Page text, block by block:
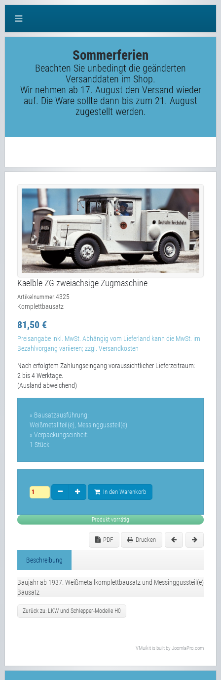
Sommerferien
Beachten Sie unbedingt die geänderten
Versanddaten im Shop.
Wir nehmen ab 17. August den Versand wieder
auf. Die Ware sollte dann bis zum 21. August
zugestellt werden.
Kaelble ZG zweiachsige Zugmaschine
Artikelnummer:4325
Komplettbausatz
81,50 €
Preisangabe inkl. MwSt. Abhängig vom Lieferland kann die MwSt. im
Bezahlvorgang variieren; zzgl. Versandkosten
Nach erfolgtem Zahlungseingang voraussichtlicher Lieferzeitraum:
2 bis 4 Werktage.
(Ausland abweichend)
» Bausatzausführung:
Weißmetallteil(e), Messinggussteil(e)
» Verpackungseinheit:
1 Stück
In den Warenkorb
Produkt vorrätig
PDF Drucken
Beschreibung
Baujahr ab 1937. Weißmetallkomplettbausatz und Messinggussteil(e)
Bausatz
Zurück zu: LKW und Schlepper-Modelle H0
VMuikit is built by JoomlaPro.com